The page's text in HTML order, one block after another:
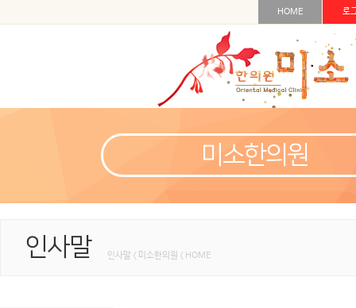
HOME 로
미소한의원
인사말 인사말 < 미소한의원 < HOME